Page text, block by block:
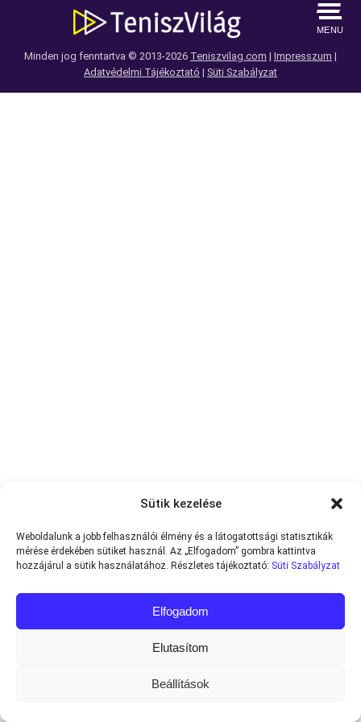
Sütik kezelése
Weboldalunk a jobb felhasználói élmény és a látogatottsági statisztikák
mérése érdekében sütiket használ. Az „Elfogadom” gombra kattintva
hozzájárul a sütik használatához. Részletes tájékoztató: Süti Szabályzat
Elfogadom
Elutasítom
Beállítások
MENU
Minden jog fenntartva © 2013-2026 Teniszvilag.com | Impresszum |
Adatvédelmi Tájékoztató | Süti Szabályzat